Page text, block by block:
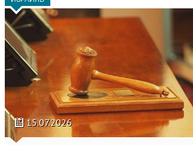
15.07.2026